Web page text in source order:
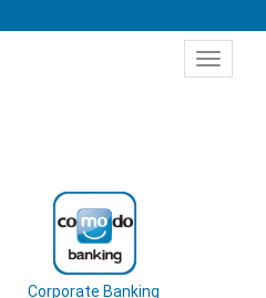
Toggle
Corporate Banking